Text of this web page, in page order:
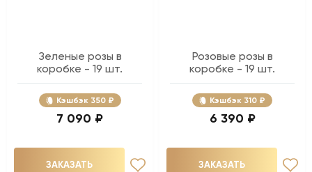
Зеленые розы в
коробке - 19 шт.
Кэшбэк 350 ₽
7 090 ₽
ЗАКАЗАТЬ
Розовые розы в
коробке - 19 шт.
Кэшбэк 310 ₽
6 390 ₽
ЗАКАЗАТЬ